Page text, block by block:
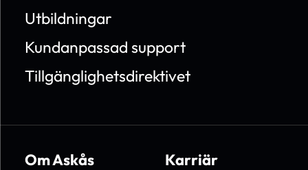
Utbildningar
Kundanpassad support
Tillgänglighetsdirektivet
Om Askås Karriär